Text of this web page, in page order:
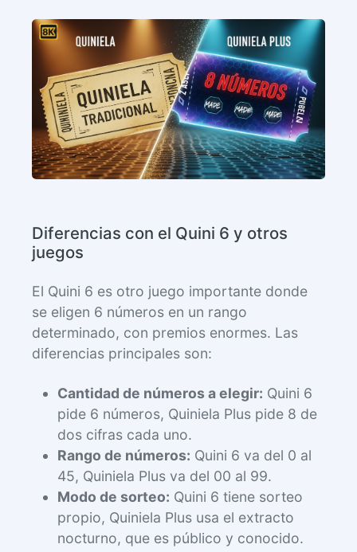
Diferencias con el Quini 6 y otros
juegos
El Quini 6 es otro juego importante donde
se eligen 6 números en un rango
determinado, con premios enormes. Las
diferencias principales son:
Cantidad de números a elegir: Quini 6
pide 6 números, Quiniela Plus pide 8 de
dos cifras cada uno.
Rango de números: Quini 6 va del 0 al
45, Quiniela Plus va del 00 al 99.
Modo de sorteo: Quini 6 tiene sorteo
propio, Quiniela Plus usa el extracto
nocturno, que es público y conocido.